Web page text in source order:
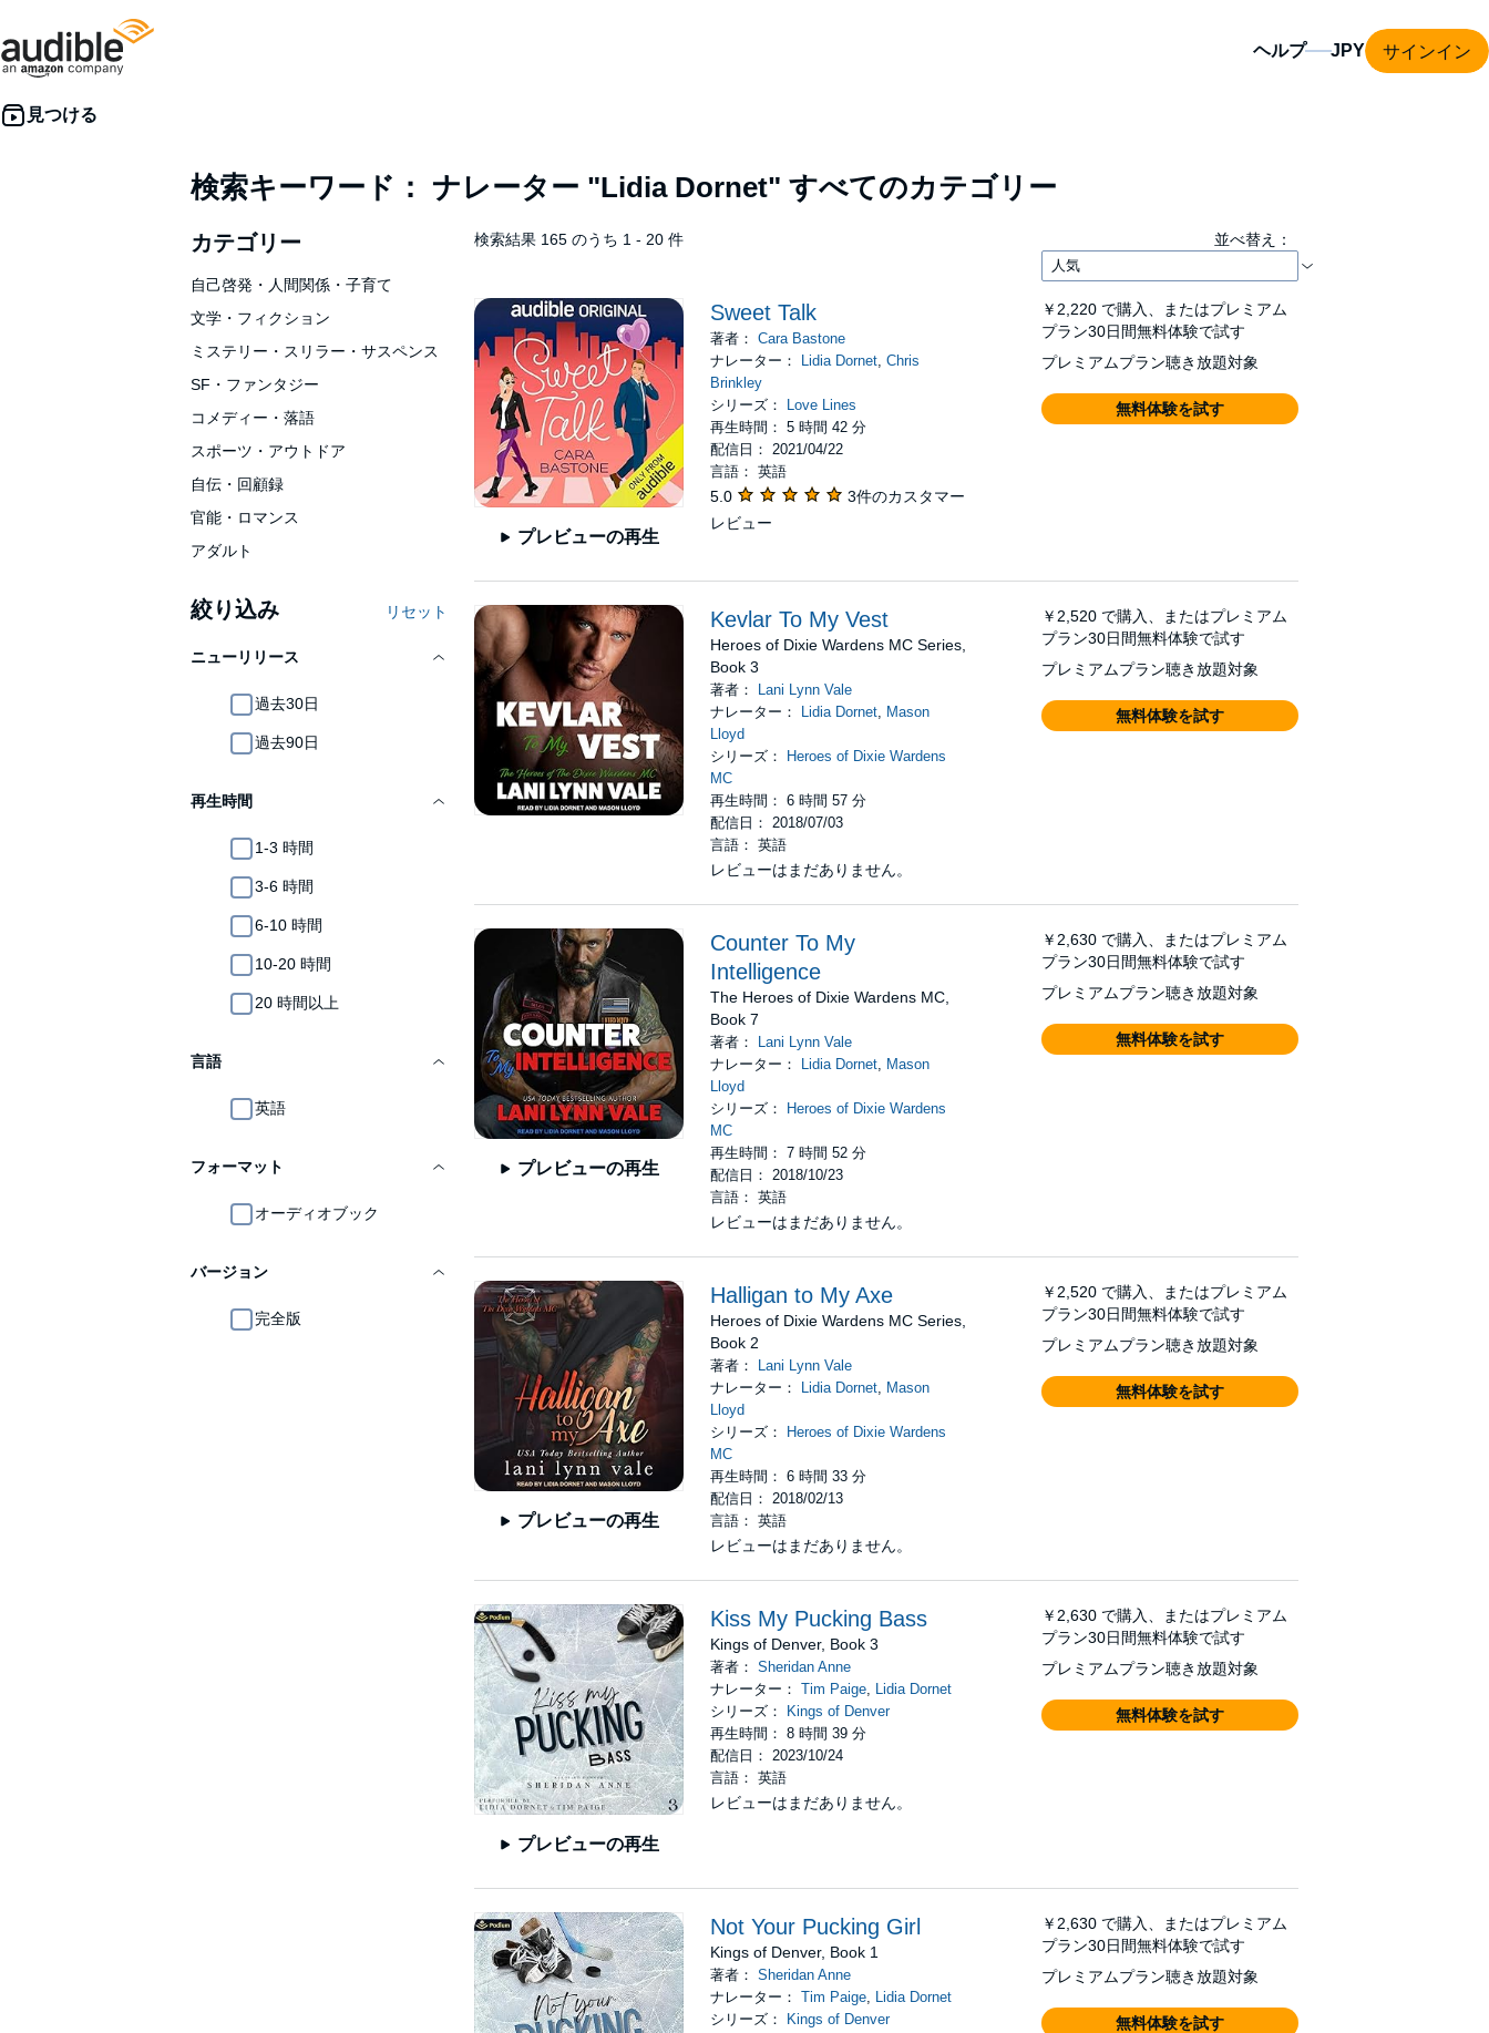
ヘルプ サインイン
検索キーワード： ナレーター "Lidia Dornet" すべてのカテゴリー
カテゴリー
自己啓発・人間関係・子育て
文学・フィクション
ミステリー・スリラー・サスペンス
SF・ファンタジー
コメディー・落語
スポーツ・アウトドア
自伝・回顧録
官能・ロマンス
アダルト
絞り込み リセット
ニューリリース
過去30日
過去90日
再生時間
1-3 時間
3-6 時間
6-10 時間
10-20 時間
20 時間以上
言語
英語
フォーマット
オーディオブック
バージョン
完全版
検索結果 165 のうち 1 - 20 件 並べ替え：
プレビューの再生
Sweet Talk
著者：Cara Bastone
ナレーター：
Lidia Dornet,Chris
Brinkley
シリーズ：
Love Lines
再生時間： 5 時間 42 分
配信日： 2021/04/22
言語： 英語
5.0
3件のカスタマー
レビュー
￥2,220 で購入、またはプレミアム
プラン30日間無料体験で試す
プレミアムプラン聴き放題対象
無料体験を試す
Kevlar To My Vest
Heroes of Dixie Wardens MC Series,
Book 3
著者：
Lani Lynn Vale
ナレーター：
Lidia Dornet, Mason
Lloyd
シリーズ：
Heroes of Dixie Wardens
MC
再生時間： 6 時間 57 分
配信日： 2018/07/03
言語： 英語
レビューはまだありません。
￥2,520 で購入、またはプレミアム
プラン30日間無料体験で試す
プレミアムプラン聴き放題対象
無料体験を試す
プレビューの再生
Counter To My
Intelligence
The Heroes of Dixie Wardens MC,
Book 7
著者：
Lani Lynn Vale
ナレーター：
Lidia Dornet, Mason
Lloyd
シリーズ：
Heroes of Dixie Wardens
MC
再生時間： 7 時間 52 分
配信日： 2018/10/23
言語： 英語
レビューはまだありません。
￥2,630 で購入、またはプレミアム
プラン30日間無料体験で試す
プレミアムプラン聴き放題対象
無料体験を試す
プレビューの再生
Halligan to My Axe
Heroes of Dixie Wardens MC Series,
Book 2
著者：
Lani Lynn Vale
ナレーター：
Lidia Dornet, Mason
Lloyd
シリーズ：
Heroes of Dixie Wardens
MC
再生時間： 6 時間 33 分
配信日： 2018/02/13
言語： 英語
レビューはまだありません。
￥2,520 で購入、またはプレミアム
プラン30日間無料体験で試す
プレミアムプラン聴き放題対象
無料体験を試す
プレビューの再生
Kiss My Pucking Bass
Kings of Denver, Book 3
著者：Sheridan Anne
ナレーター：Tim Paige, Lidia Dornet
シリーズ：
Kings of Denver
再生時間： 8 時間 39 分
配信日： 2023/10/24
言語： 英語
レビューはまだありません。
￥2,630 で購入、またはプレミアム
プラン30日間無料体験で試す
プレミアムプラン聴き放題対象
無料体験を試す
Not Your Pucking Girl
Kings of Denver, Book 1
著者：Sheridan Anne
ナレーター：Tim Paige Lidia Dornet
シリーズ： Kings of Denver
￥2,630 で購入、またはプレミアム
プラン30日間無料体験で試す
プレミアムプラン聴き放題対象
無料体験を試す